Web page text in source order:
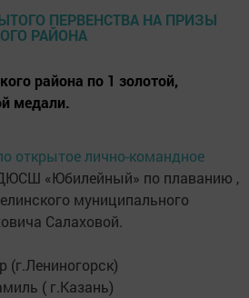
района по 1 золотой,
медали.
открытое лично-командное
«Юбилейный» по плаванию ,
муниципального
Салаховой.
(г.Лениногорск)
( г.Казань)